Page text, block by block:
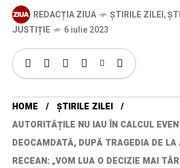
REDACȚIA ZIUA ȘTIRILE ZILEI,
JUSTIȚIE
6 iulie 2023
HOME
ȘTIRILE ZILEI
AUTORITĂȚILE NU IAU ÎN CALCUL
DEOCAMDATĂ, DUPĂ TRAGEDIA DE LA
RECEAN: „VOM LUA O DECIZIE MAI